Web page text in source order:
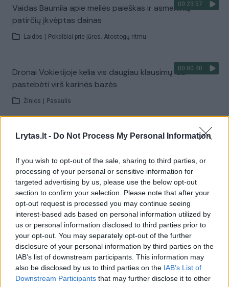
Lrytas.lt - Do Not Process My Personal Information
If you wish to opt-out of the sale, sharing to third parties, or
processing of your personal or sensitive information for
targeted advertising by us, please use the below opt-out
section to confirm your selection. Please note that after your
opt-out request is processed you may continue seeing
interest-based ads based on personal information utilized by
us or personal information disclosed to third parties prior to
your opt-out. You may separately opt-out of the further
disclosure of your personal information by third parties on the
IAB’s list of downstream participants. This information may
also be disclosed by us to third parties on the IAB’s List of
Downstream Participants that may further disclose it to other
00:23:57
Vaidas Baumila apie meilės paieškas ir asmeninių
patirčių įkvėptas dainas
Laidos Pokalbiai prie jūros. Atostogų ritmu
00:00:40
Dronai Vokietijoje kelia vis daugiau klausimų: du
pastebėti virš karinės bazės
Žinios Pasaulis
Visi įrašai
Žiūrimiausi įrašai
00:00:30
Vaizdai iš tragiškos avarijos Vilniaus r.: dviejų moterų ir
vaiko gyvybių išgelbėti nepavyko
Žinios | Lietuvos diena
00:00:57
Savaitės vidurys nusimato karštas: temperatūra kils iki